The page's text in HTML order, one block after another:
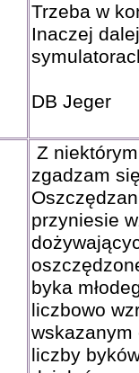
Trzeba w
Inaczej
DB Jeger
Z
zgadzam
przyniesie
byka
liczbowo
wskazanym
liczby